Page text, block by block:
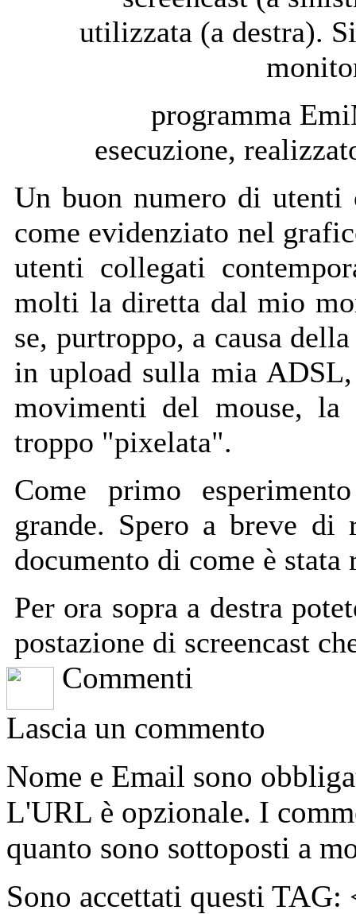
utilizzata (a destra).
programma
esecuzione,
Un buon numero di
come evidenziato nel
utenti collegati
molti la diretta dal mio
se, purtroppo, a causa
in upload sulla mia
movimenti del mouse, la
troppo "pixelata".
Come primo
grande. Spero a breve di
documento di come è stata
Per ora sopra a destra
postazione di screencast
Commenti
Lascia un commento
Nome e Email sono
L'URL è opzionale. I
quanto sono sottoposti a
Sono accettati questi